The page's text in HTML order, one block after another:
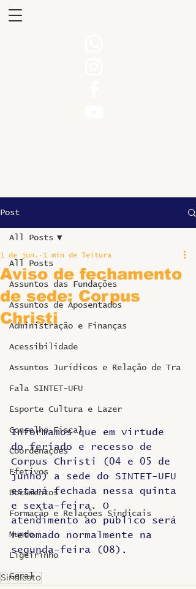
Post
All Posts
Assuntos das Fundações
Assuntos de Aposentados
Administração e Finanças
Acessibilidade
Assuntos Jurídicos e Relação de Tra
Fala SINTET-UFU
Esporte Cultura e Lazer
Conselho Fiscal
Coordenações
Efetivos
Documentos
Formação e Relações Sindicais
Mundo
Ligeirinho
Geral
All Posts
Aviso de fechamento
de sede: Corpus
Christi
1 de jun. 1 min de leitura
Informamos que em virtude
do feriado e recesso de
Corpus Christi (04 e 05 de
junho) a sede do SINTET-UFU
estará fechada nessa quinta
e sexta-feira. O
atendimento ao público será
retomado normalmente na
segunda-feira (08).
Sindicato